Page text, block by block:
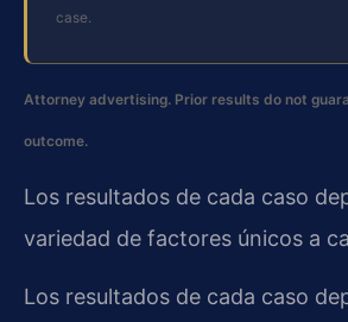
case.
Attorney advertising. Prior results do not
outcome.
Los resultados de cada caso
variedad de factores únicos a
Los resultados de cada caso